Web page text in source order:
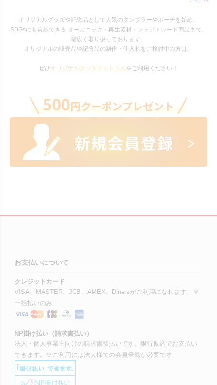
オリジナルグッズや記念品として人気のタンブラーやポーチを始め、
SDGsにも貢献できる オーガニック・再生素材・フェアトレード商品まで、
幅広く取り扱っております。
オリジナルの販売品や記念品の制作・仕入れをご検討中の方は、
ぜひオリジナルグッズドットコム をご利用ください！
お支払いについて
クレジットカード
VISA、MASTER、JCB、AMEX、Dinersがご利用になれます。※
一括払いのみ
NP掛け払い（請求書払い）
法人・個人事業主向けの請求書後払いです。銀行振込でお支払い
できます。※ご利用には法人様での会員登録が必要です